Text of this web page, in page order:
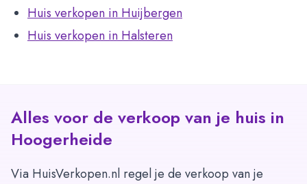
Huis verkopen in Huijbergen
Huis verkopen in Halsteren
Alles voor de verkoop van je huis in
Hoogerheide
Via HuisVerkopen.nl regel je de verkoop van je